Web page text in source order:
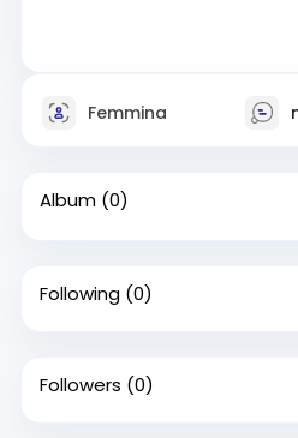
Femmina
Album (0)
Following (0)
Followers (0)